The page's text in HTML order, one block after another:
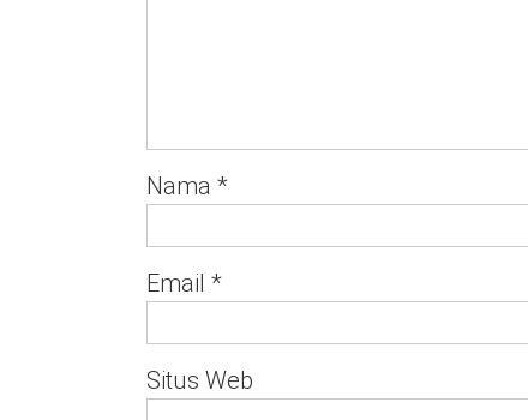
Nama *
Email *
Situs Web